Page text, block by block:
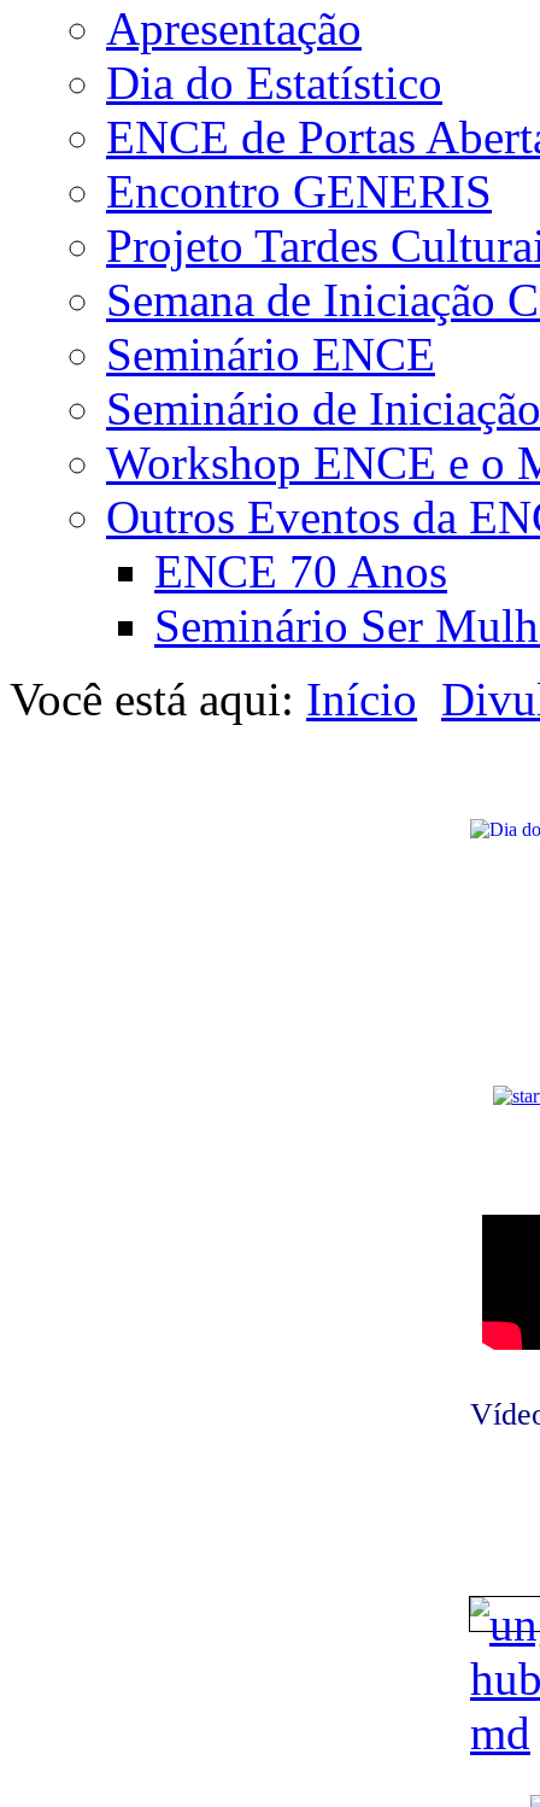
Apresentação
Dia do Estatístico
ENCE de Portas
Encontro GENERIS
Projeto Tardes
Semana de Iniciação
Seminário ENCE
Seminário de
Workshop ENCE e o
Outros Eventos da
ENCE 70 Anos
Seminário Ser
Você está aqui: Início